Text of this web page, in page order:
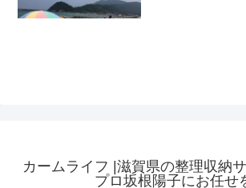
カームライフ |滋賀県の整理収納
プロ坂根陽子にお任せ